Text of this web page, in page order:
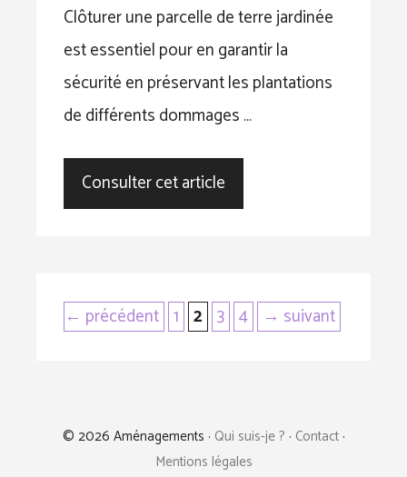
Clôturer une parcelle de terre jardinée
est essentiel pour en garantir la
sécurité en préservant les plantations
de différents dommages …
Consulter cet article
← précédent Page
1 Page
2 Page
3 Page
4 → suivant
© 2026 Aménagements · Qui suis-je ? · Contact·
Mentions légales